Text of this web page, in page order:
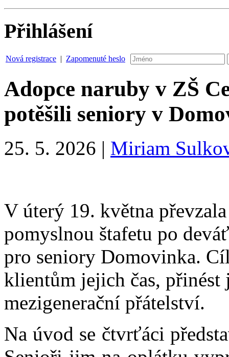
Přihlášení
Nová registrace | Zapomenuté heslo
Adopce naruby v ZŠ
potěšili seniory v
25. 5. 2026 | Miriam
V úterý 19. května
pomyslnou štafetu po
pro seniory Domovinka.
klientům jejich čas, přinést
mezigenerační přátelství.
Na úvod se čtvrťáci